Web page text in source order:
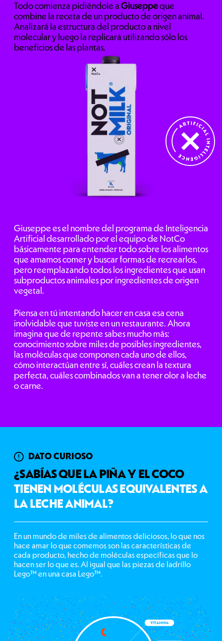
Todo comienza pidiéndole aGiuseppeque
combine la receta de un producto de origen animal.
Analizará la estructura del producto a nivel
molecular y luego la replicará utilizando sólo los
beneficios de las plantas.
Giuseppe es el nombre del programa de Inteligencia
Artificial desarrollado por el equipo de NotCo
básicamente para entender todo sobre los alimentos
que amamos comer y buscar formas de recrearlos,
pero reemplazando todos los ingredientes que usan
subproductos animales por ingredientes de origen
vegetal.
Piensa en tú intentando hacer en casa esa cena
inolvidable que tuviste en un restaurante. Ahora
imagina que de repente sabes mucho más:
conocimiento sobre miles de posibles ingredientes,
las moléculas que componen cada uno de ellos,
cómo interactúan entre sí, cuáles crean la textura
perfecta, cuáles combinados van a tener olor a leche
o carne.
DATO CURIOSO
¿SABÍAS QUE LA PIÑA Y EL COCO
TIENEN MOLÉCULAS EQUIVALENTES A
LA LECHE ANIMAL?
En un mundo de miles de alimentos deliciosos, lo que nos
hace amar lo que comemos son las características de
cada producto, hecho de moléculas específicas que lo
hacen ser lo que es. Al igual que las piezas de ladrillo
Lego™ en una casa Lego™.